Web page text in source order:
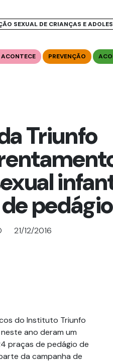
SEXUAL DE CRIANÇAS E
ACONTECE PREVENÇÃO
Triunfo
pedágio
21/12/2016
do Instituto Triunfo
ano deram um
praças de pedágio de
da campanha de